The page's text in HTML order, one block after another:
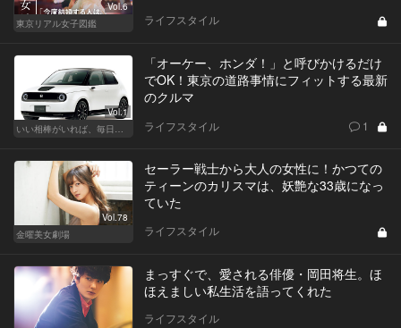
Vol.6
東京リアル女子図鑑
ライフスタイル
Vol.1
「オーケー、ホンダ！」と呼びかけるだけ
でOK！東京の道路事情にフィットする最新
のクルマ
ライフスタイル 1
Vol.78
金曜美女劇場
セーラー戦士から大人の女性に！かつての
ティーンのカリスマは、妖艶な33歳になっ
ていた
ライフスタイル
まっすぐで、愛される俳優・岡田将生。ほ
ほえましい私生活を語ってくれた
ライフスタイル